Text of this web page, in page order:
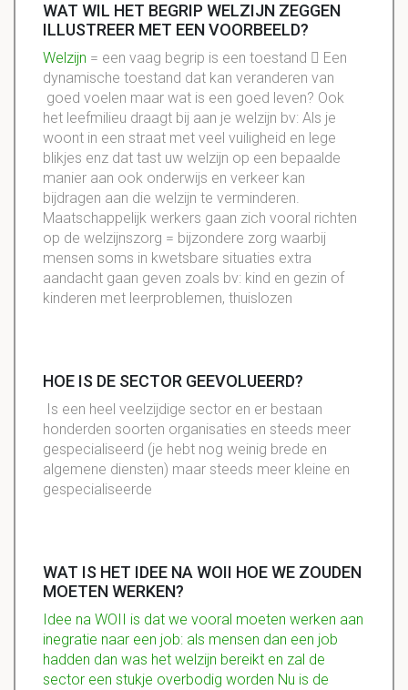
WAT WIL HET BEGRIP WELZIJN ZEGGEN
ILLUSTREER MET EEN VOORBEELD?
Welzijn = een vaag begrip is een toestand  Een
dynamische toestand dat kan veranderen van
goed voelen maar wat is een goed leven? Ook
het leefmilieu draagt bij aan je welzijn bv: Als je
woont in een straat met veel vuiligheid en lege
blikjes enz dat tast uw welzijn op een bepaalde
manier aan ook onderwijs en verkeer kan
bijdragen aan die welzijn te verminderen.
Maatschappelijk werkers gaan zich vooral richten
op de welzijnszorg = bijzondere zorg waarbij
mensen soms in kwetsbare situaties extra
aandacht gaan geven zoals bv: kind en gezin of
kinderen met leerproblemen, thuislozen
HOE IS DE SECTOR GEEVOLUEERD?
Is een heel veelzijdige sector en er bestaan
honderden soorten organisaties en steeds meer
gespecialiseerd (je hebt nog weinig brede en
algemene diensten) maar steeds meer kleine en
gespecialiseerde
WAT IS HET IDEE NA WOII HOE WE ZOUDEN
MOETEN WERKEN?
Idee na WOII is dat we vooral moeten werken aan
inegratie naar een job: als mensen dan een job
hadden dan was het welzijn bereikt en zal de
sector een stukje overbodig worden Nu is de